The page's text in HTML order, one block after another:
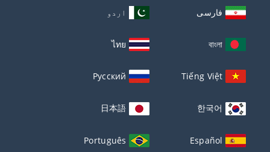
فارسی اردو
বাংলা
ไทย
Tiếng Việt
Русский
한국어
日本語
Español
Português